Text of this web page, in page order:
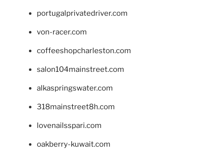
portugalprivatedriver.com
von-racer.com
coffeeshopcharleston.com
salon104mainstreet.com
alkaspringswater.com
318mainstreet8h.com
lovenailsspari.com
oakberry-kuwait.com